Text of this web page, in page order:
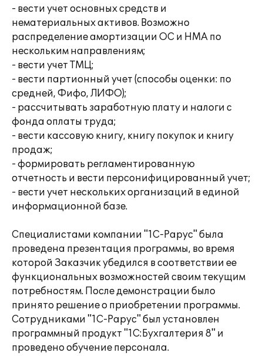
- вести учет основных средств и
нематериальных активов. Возможно
распределение амортизации ОС и НМА по
нескольким направлениям;
- вести учет ТМЦ;
- вести партионный учет (способы оценки: по
средней, Фифо, ЛИФО);
- рассчитывать заработную плату и налоги с
фонда оплаты труда;
- вести кассовую книгу, книгу покупок и книгу
продаж;
- формировать регламентированную
отчетность и вести персонифицированный учет;
- вести учет нескольких организаций в единой
информационной базе.
Специалистами компании "1С-Рарус" была
проведена презентация программы, во время
которой Заказчик убедился в соответствии ее
функциональных возможностей своим текущим
потребностям. После демонстрации было
принято решение о приобретении программы.
Сотрудниками "1С-Рарус" был установлен
программный продукт "1С:Бухгалтерия 8" и
проведено обучение персонала.